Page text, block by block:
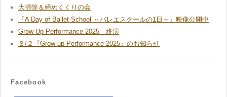
大掃除＆締めくくりの会
『A Day of Ballet School ～バレエスクールの1日～』映像公開中
Grow Up Performance 2025 終演
８/２『Grow up Performance 2025』のお知らせ
Facebook